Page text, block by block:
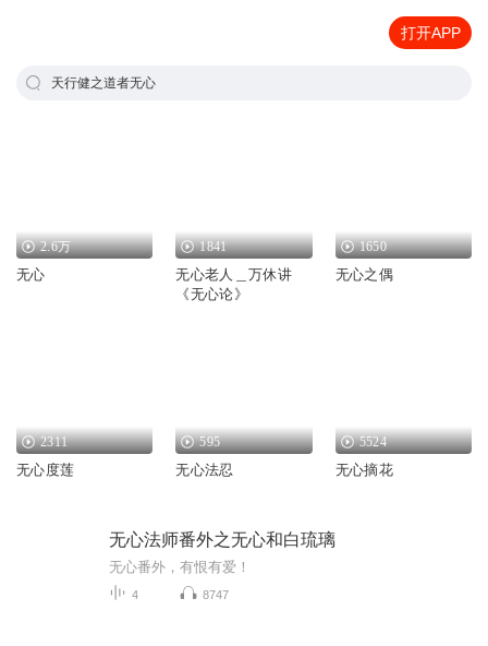
打开APP
天行健之道者无心
2.6万
无心
1841
无心老人＿万休讲
《无心论》
1650
无心之偶
2311
无心度莲
595
无心法忍
5524
无心摘花
无心法师番外之无心和白琉璃
无心番外，有恨有爱！
4 8747